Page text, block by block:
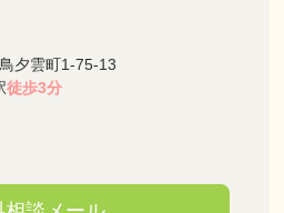
夕雲町1-75-13
徒歩3分